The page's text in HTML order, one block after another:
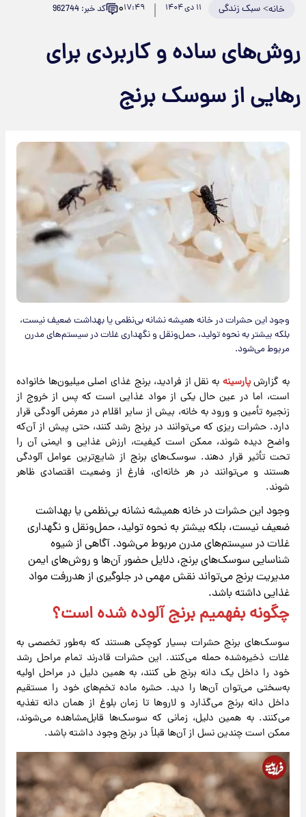
خانه>سبک زندگی ۱۱ دی ۱۴۰۴ ۱۷:۴۹۰ کد خبر: 962744
روش‌های ساده و کاربردی برای
رهایی از سوسک برنج
وجود این حشرات در خانه همیشه نشانه بی‌نظمی یا بهداشت ضعیف نیست،
بلکه بیشتر به نحوه تولید، حمل‌ونقل و نگهداری غلات در سیستم‌های مدرن
مربوط می‌شود.
به گزارشپارسینه به نقل از فرادید، برنج غذای اصلی میلیون‌ها خانواده
است، اما در عین حال یکی از مواد غذایی است که پس از خروج از
زنجیره تأمین و ورود به خانه، بیش از سایر اقلام در معرض آلودگی قرار
دارد. حشرات ریزی که می‌توانند در برنج رشد کنند، حتی پیش از آن‌که
واضح دیده شوند، ممکن است کیفیت، ارزش غذایی و ایمنی آن را
تحت تأثیر قرار دهند. سوسک‌های برنج از شایع‌ترین عوامل آلودگی
هستند و می‌توانند در هر خانه‌ای، فارغ از وضعیت اقتصادی ظاهر
شوند.
وجود این حشرات در خانه همیشه نشانه بی‌نظمی یا بهداشت
ضعیف نیست، بلکه بیشتر به نحوه تولید، حمل‌ونقل و نگهداری
غلات در سیستم‌های مدرن مربوط می‌شود. آگاهی از شیوه
شناسایی سوسک‌های برنج، دلایل حضور آن‌ها و روش‌های ایمن
مدیریت برنج می‌تواند نقش مهمی در جلوگیری از هدررفت مواد
غذایی داشته باشد.
چگونه بفهمیم برنج آلوده شده است؟
سوسک‌های برنج حشرات بسیار کوچکی هستند که به‌طور تخصصی به
غلات ذخیره‌شده حمله می‌کنند. این حشرات قادرند تمام مراحل رشد
خود را داخل یک دانه برنج طی کنند، به همین دلیل در مراحل اولیه
به‌سختی می‌توان آن‌ها را دید. حشره ماده تخم‌های خود را مستقیم
داخل دانه برنج می‌گذارد و لاروها تا زمان بلوغ از همان دانه تغذیه
می‌کنند. به همین دلیل، زمانی که سوسک‌ها قابل‌مشاهده می‌شوند،
ممکن است چندین نسل از آن‌ها قبلاً در برنج وجود داشته باشد.